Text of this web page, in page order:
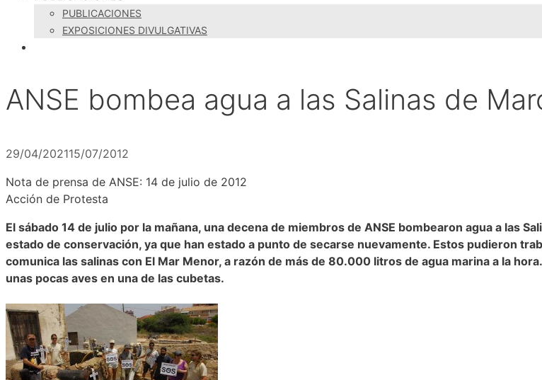
PUBLICACIONES
EXPOSICIONES DIVULGATIVAS
ANSE bombea agua a las Salinas de
29/04/202115/07/2012
Nota de prensa de ANSE: 14 de julio de 2012
Acción de Protesta
El sábado 14 de julio por la mañana, una decena de miembros de ANSE bombearon agua a las
estado de conservación, ya que han estado a punto de secarse nuevamente. Estos pudieron
comunica las salinas con El Mar Menor, a razón de más de 80.000 litros de agua marina a la
unas pocas aves en una de las cubetas.